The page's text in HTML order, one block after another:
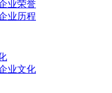
业荣誉
业历程
业文化